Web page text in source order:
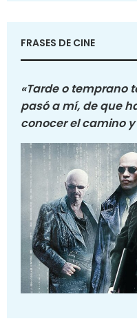
FRASES DE CINE
«Tarde o temprano
pasó a mí, de que
conocer el camino y